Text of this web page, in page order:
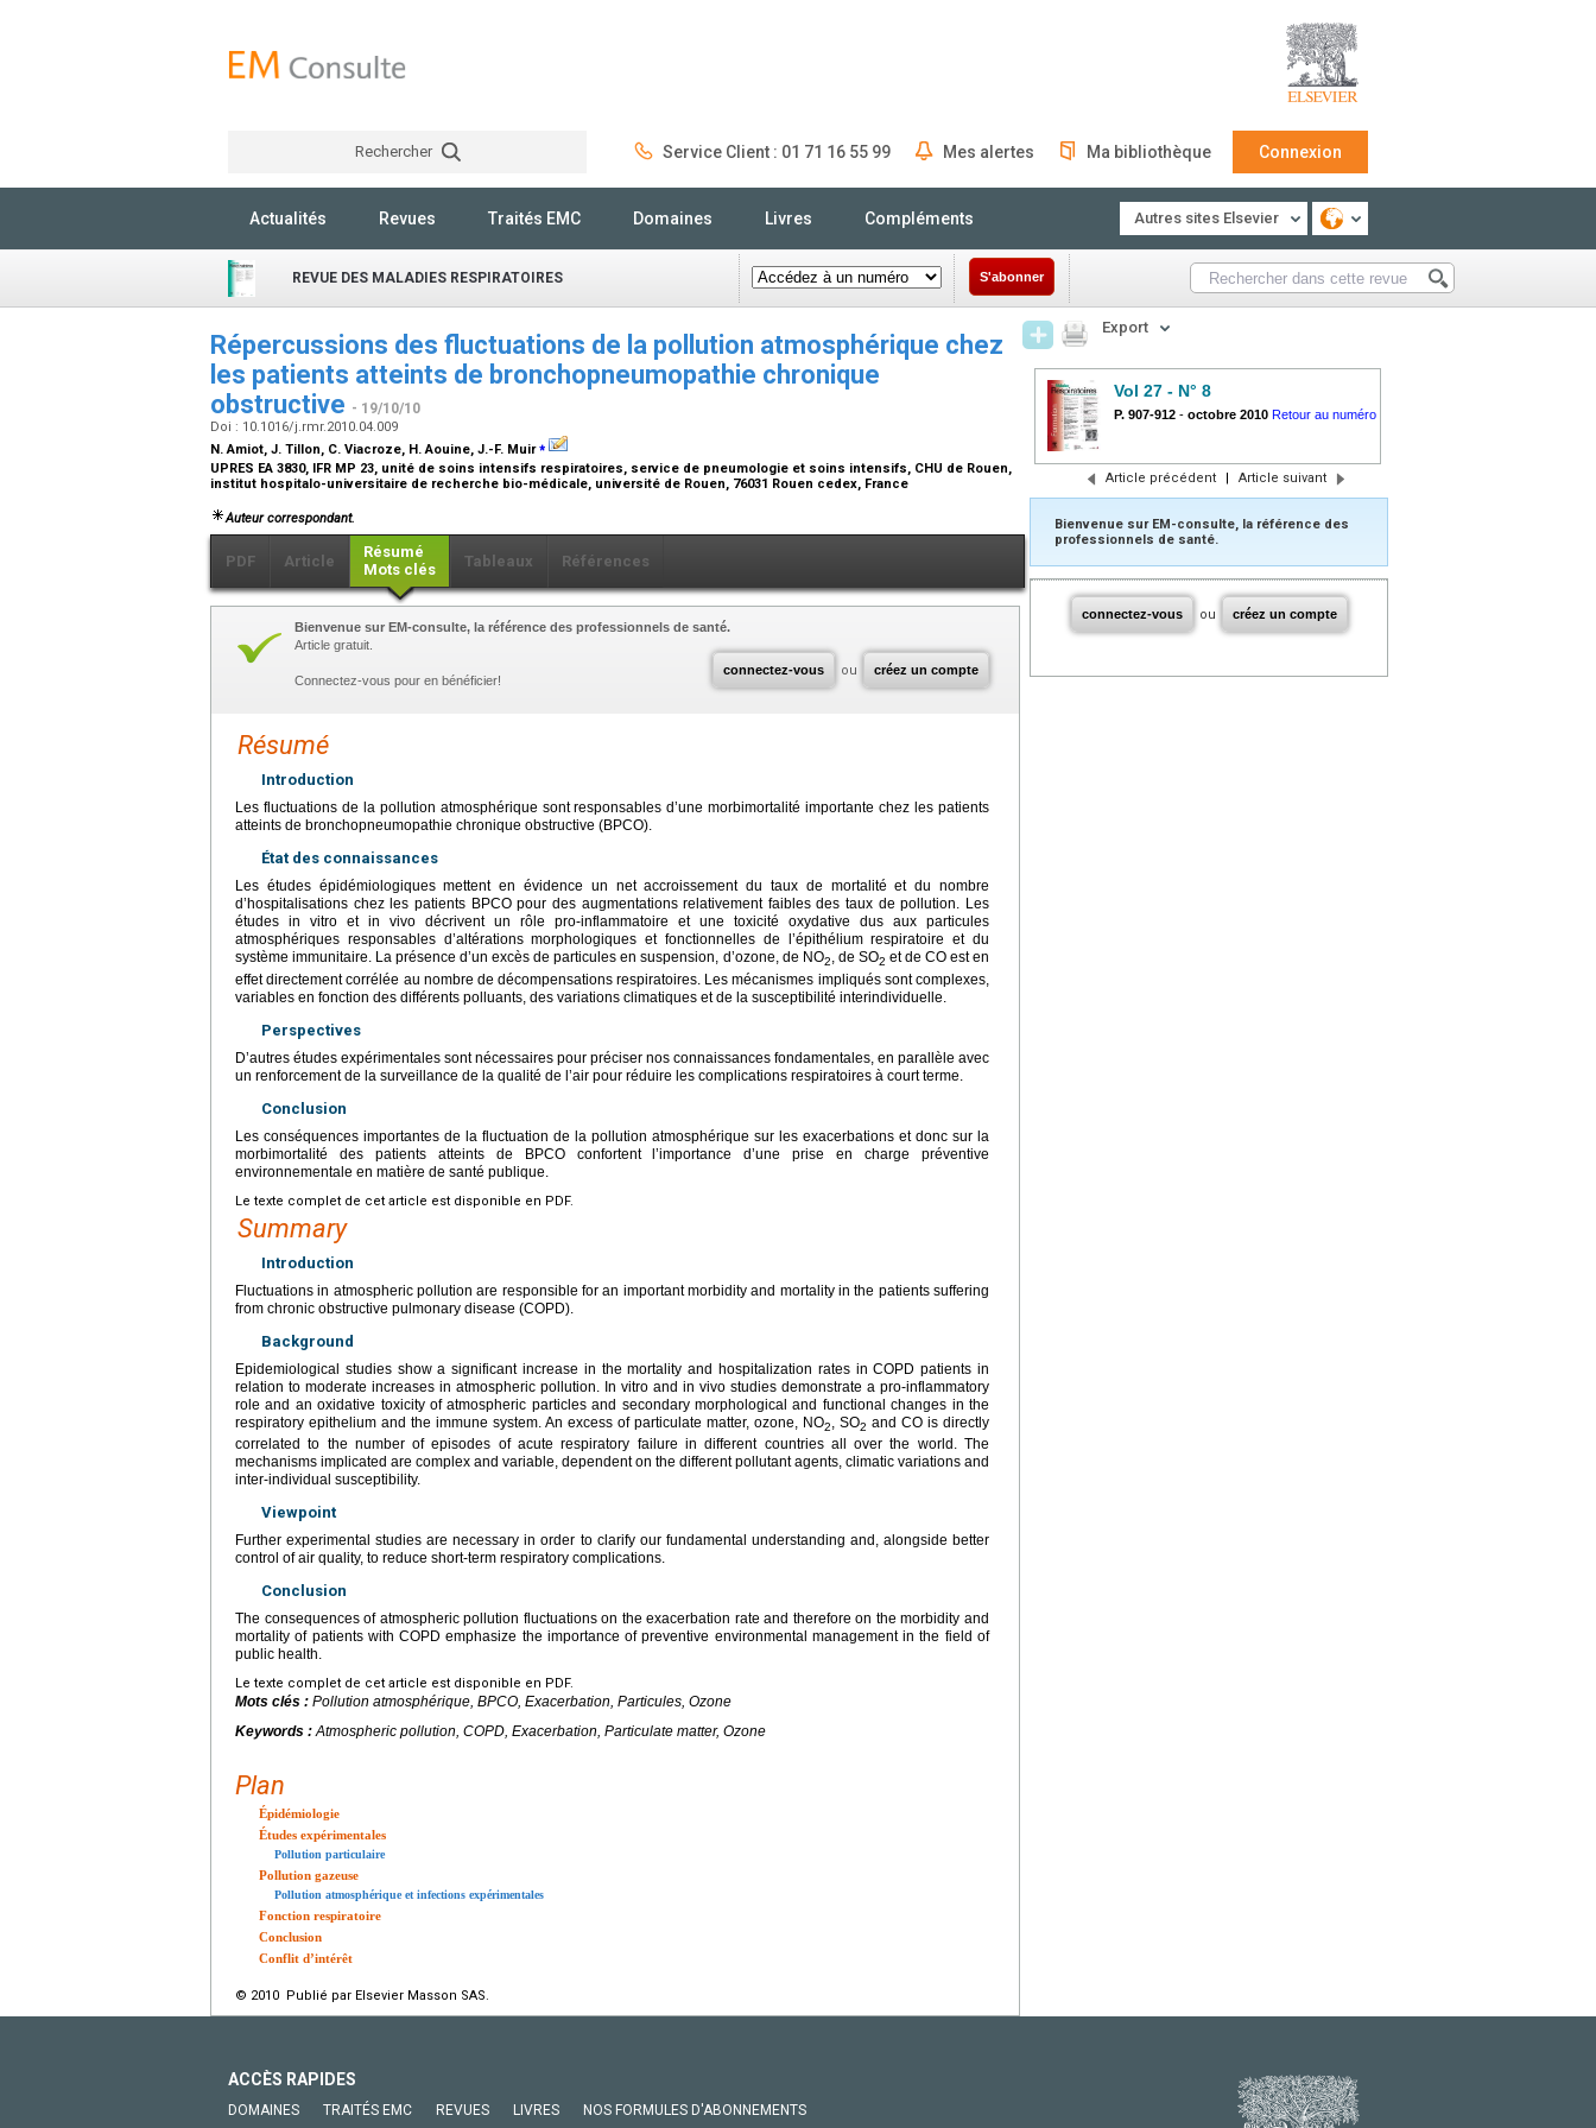
Rechercher Service Client : 01 71 16 55 99 Mes alertes Ma bibliothèque Connexion
Actualités Revues Traités EMC Domaines Livres Compléments Autres sites Elsevier
REVUE DES MALADIES RESPIRATOIRES S'abonner
Répercussions des fluctuations de la pollution atmosphérique chez
les patients atteints de bronchopneumopathie chronique
obstructive - 19/10/10
Doi : 10.1016/j.rmr.2010.04.009
N. Amiot, J. Tillon, C. Viacroze, H. Aouine, J.-F. Muir⁎
UPRES EA 3830, IFR MP 23, unité de soins intensifs respiratoires, service de pneumologie et soins intensifs, CHU de Rouen,
institut hospitalo-universitaire de recherche bio-médicale, université de Rouen, 76031 Rouen cedex, France
Auteur correspondant.
PDF Article
Résumé
Mots clés
Tableaux Références
connectez-vous ou créez un compte
Bienvenue sur EM-consulte, la référence des professionnels de santé.
Article gratuit.
Connectez-vous pour en bénéficier!
Résumé
Introduction
Les fluctuations de la pollution atmosphérique sont responsables d’une morbimortalité importante chez les patients
atteints de bronchopneumopathie chronique obstructive (BPCO).
État des connaissances
Les études épidémiologiques mettent en évidence un net accroissement du taux de mortalité et du nombre
d’hospitalisations chez les patients BPCO pour des augmentations relativement faibles des taux de pollution. Les
études in vitro et in vivo décrivent un rôle pro-inflammatoire et une toxicité oxydative dus aux particules
atmosphériques responsables d’altérations morphologiques et fonctionnelles de l’épithélium respiratoire et du
système immunitaire. La présence d’un excès de particules en suspension, d’ozone, de NO2, de SO2 et de CO est en
effet directement corrélée au nombre de décompensations respiratoires. Les mécanismes impliqués sont complexes,
variables en fonction des différents polluants, des variations climatiques et de la susceptibilité interindividuelle.
Perspectives
D’autres études expérimentales sont nécessaires pour préciser nos connaissances fondamentales, en parallèle avec
un renforcement de la surveillance de la qualité de l’air pour réduire les complications respiratoires à court terme.
Conclusion
Les conséquences importantes de la fluctuation de la pollution atmosphérique sur les exacerbations et donc sur la
morbimortalité des patients atteints de BPCO confortent l’importance d’une prise en charge préventive
environnementale en matière de santé publique.
Le texte complet de cet article est disponible en PDF.
Summary
Introduction
Fluctuations in atmospheric pollution are responsible for an important morbidity and mortality in the patients suffering
from chronic obstructive pulmonary disease (COPD).
Background
Epidemiological studies show a significant increase in the mortality and hospitalization rates in COPD patients in
relation to moderate increases in atmospheric pollution. In vitro and in vivo studies demonstrate a pro-inflammatory
role and an oxidative toxicity of atmospheric particles and secondary morphological and functional changes in the
respiratory epithelium and the immune system. An excess of particulate matter, ozone, NO2 , SO2 and CO is directly
correlated to the number of episodes of acute respiratory failure in different countries all over the world. The
mechanisms implicated are complex and variable, dependent on the different pollutant agents, climatic variations and
inter-individual susceptibility.
Viewpoint
Further experimental studies are necessary in order to clarify our fundamental understanding and, alongside better
control of air quality, to reduce short-term respiratory complications.
Conclusion
The consequences of atmospheric pollution fluctuations on the exacerbation rate and therefore on the morbidity and
mortality of patients with COPD emphasize the importance of preventive environmental management in the field of
public health.
Le texte complet de cet article est disponible en PDF.
Mots clés : Pollution atmosphérique, BPCO, Exacerbation, Particules, Ozone
Keywords :Atmospheric pollution, COPD, Exacerbation, Particulate matter, Ozone
Plan
Épidémiologie
Études expérimentales
Pollution particulaire
Pollution gazeuse
Pollution atmosphérique et infections expérimentales
Fonction respiratoire
Conclusion
Conflit d’intérêt
© 2010 Publié par Elsevier Masson SAS.
Export
Vol 27 - N° 8
P. 907-912 - octobre 2010 Retour au numéro
Article précédent | Article suivant
Bienvenue sur EM-consulte, la référence des
professionnels de santé.
connectez-vous ou créez un compte
ACCÈS RAPIDES
DOMAINES TRAITÉS EMC REVUES LIVRES NOS FORMULES D'ABONNEMENTS